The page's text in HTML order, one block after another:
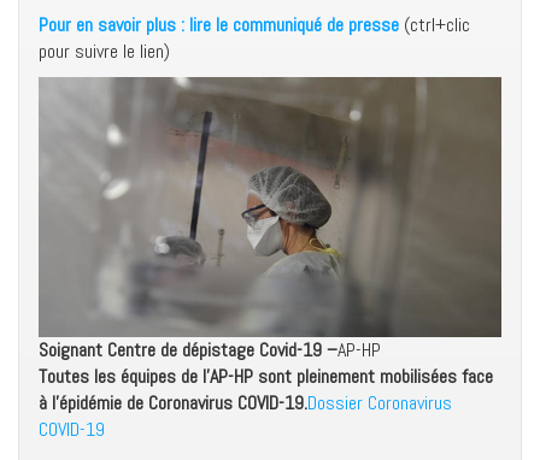
Pour en savoir plus : lire le communiqué de presse (ctrl+clic
pour suivre le lien)
Soignant Centre de dépistage Covid-19 –AP-HP
Toutes les équipes de l’AP-HP sont pleinement mobilisées face
à l’épidémie de Coronavirus COVID-19.Dossier Coronavirus
COVID-19